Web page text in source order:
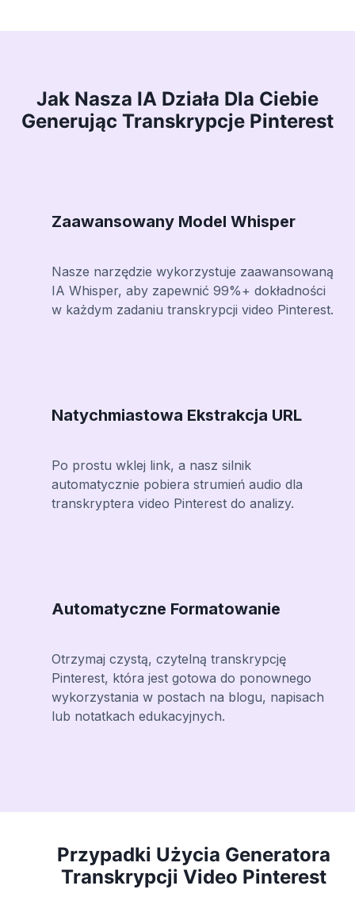
Jak Nasza IA Działa Dla Ciebie
Generując Transkrypcje Pinterest
Zaawansowany Model Whisper
Nasze narzędzie wykorzystuje zaawansowaną
IA Whisper, aby zapewnić 99%+ dokładności
w każdym zadaniu transkrypcji video Pinterest.
Natychmiastowa Ekstrakcja URL
Po prostu wklej link, a nasz silnik
automatycznie pobiera strumień audio dla
transkryptera video Pinterest do analizy.
Automatyczne Formatowanie
Otrzymaj czystą, czytelną transkrypcję
Pinterest, która jest gotowa do ponownego
wykorzystania w postach na blogu, napisach
lub notatkach edukacyjnych.
Przypadki Użycia Generatora
Transkrypcji Video Pinterest